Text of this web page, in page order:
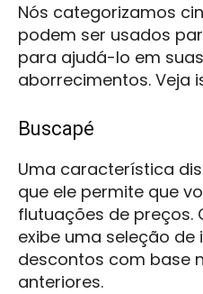
Nós categorizamos
podem ser usados
para ajudá-lo em
aborrecimentos. Veja
Buscapé
Uma característica
que ele permite que
flutuações de preços.
exibe uma seleção
descontos com base
anteriores.